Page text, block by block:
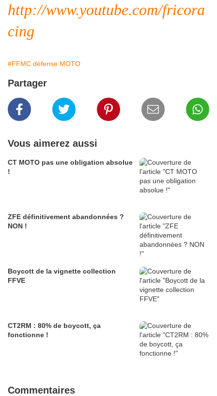
http://www.youtube.com/fricora
cing
#FFMC défense MOTO
Partager
Vous aimerez aussi
CT MOTO pas une obligation absolue
!
ZFE définitivement abandonnées ?
NON !
Boycott de la vignette collection
FFVE
CT2RM : 80% de boycott, ça
fonctionne !
Commentaires